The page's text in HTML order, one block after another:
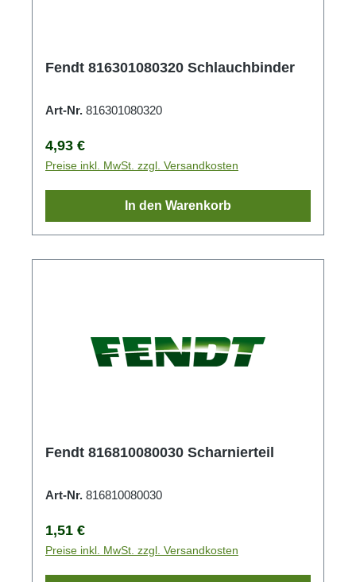
Fendt 816301080320 Schlauchbinder
Art-Nr. 816301080320
Regulärer Preis:
4,93 €
Preise inkl. MwSt. zzgl. Versandkosten
In den Warenkorb
Fendt 816810080030 Scharnierteil
Art-Nr. 816810080030
Regulärer Preis:
1,51 €
Preise inkl. MwSt. zzgl. Versandkosten